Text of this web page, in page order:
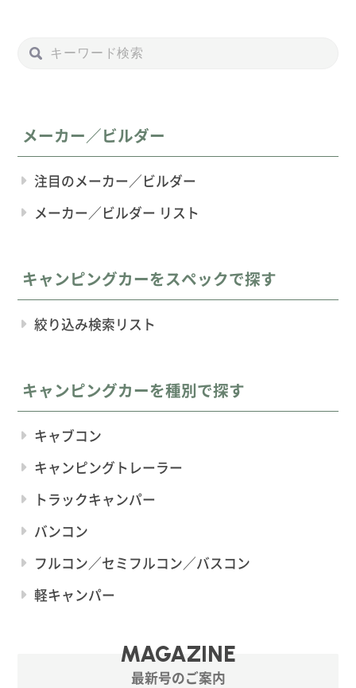
メーカー／ビルダー
注目のメーカー／ビルダー
メーカー／ビルダー リスト
キャンピングカーをスペックで探す
絞り込み検索リスト
キャンピングカーを種別で探す
キャブコン
キャンピングトレーラー
トラックキャンパー
バンコン
フルコン／セミフルコン／バスコン
軽キャンパー
MAGAZINE
最新号のご案内